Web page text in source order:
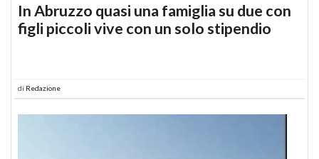
In Abruzzo quasi una famiglia su due con
figli piccoli vive con un solo stipendio
di Redazione